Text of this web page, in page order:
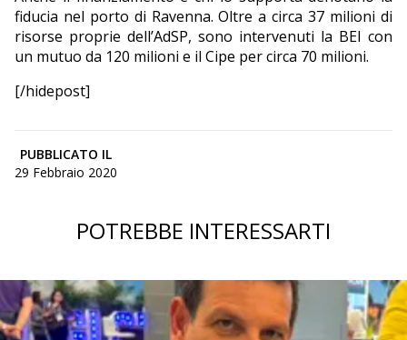
fiducia nel porto di Ravenna. Oltre a circa 37 milioni di
risorse proprie dell’AdSP, sono intervenuti la BEI con
un mutuo da 120 milioni e il Cipe per circa 70 milioni.
[/hidepost]
PUBBLICATO IL
29 Febbraio 2020
POTREBBE INTERESSARTI